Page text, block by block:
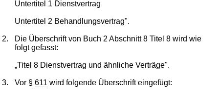
Untertitel 1 Dienstvertrag
Untertitel 2 Behandlungsvertrag".
2.
Die Überschrift von Buch 2 Abschnitt 8 Titel 8 wird wie
folgt gefasst:
„Titel 8 Dienstvertrag und ähnliche Verträge".
3. Vor §611 wird folgende Überschrift eingefügt: